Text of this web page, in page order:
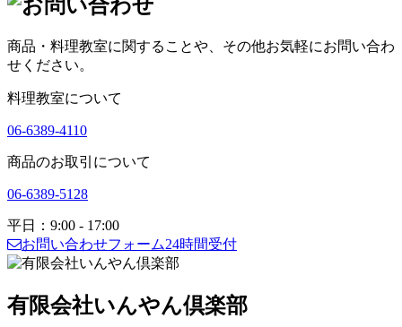
商品・料理教室に関することや、その他お気軽にお問い合わ
せください。
料理教室について
06-6389-4110
商品のお取引について
06-6389-5128
平日：9:00 - 17:00
お問い合わせフォーム24時間受付
有限会社いんやん倶楽部